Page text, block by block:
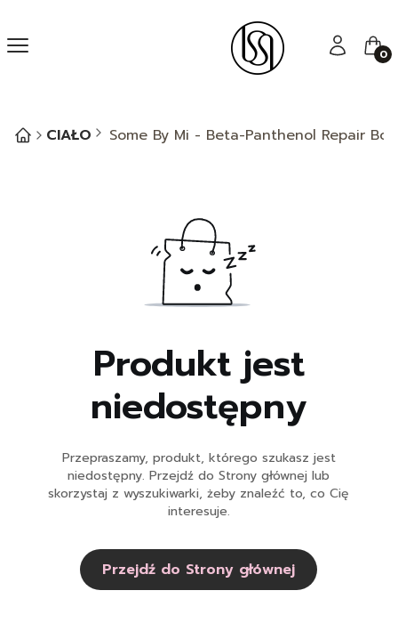
Menu Zaloguj się
CIAŁO Some By Mi - Beta-Panthenol Repair
Produkt jest
niedostępny
Przepraszamy, produkt, którego szukasz jest
niedostępny. Przejdź do Strony głównej lub
skorzystaj z wyszukiwarki, żeby znaleźć to, co Cię
interesuje.
Przejdź do Strony głównej